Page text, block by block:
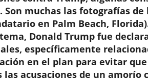
Son muchas las fotografías
en Palm Beach,
Donald Trump fue
específicamente
en el plan para evitar
las acusaciones de un amorío